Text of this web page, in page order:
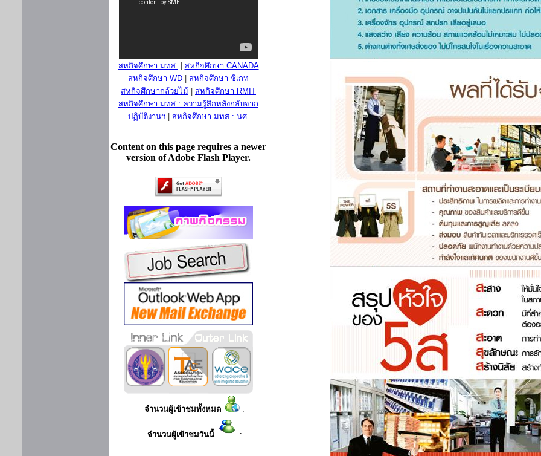
สหกิจศึกษา มทส.
สหกิจศึกษา CANADA
สหกิจศึกษา WD
สหกิจศึกษา ซีเกท
สหกิจศึกษากล้วยไม้
สหกิจศึกษา RMIT
สหกิจศึกษา มทส : ความรู้สึกหลังกลับจาก
ปฏิบัติงานฯ| สหกิจศึกษา มทส : นศ.
Content on this page requires a newer
version of Adobe Flash Player.
จำนวนผู้เข้าชมทั้งหมด :
จำนวนผู้เข้าชมวันนี้ :